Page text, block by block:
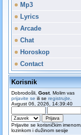
Mp3
Lyrics
Arcade
Chat
Horoskop
Contact
Korisnik
Dobrodošli, Gost. Molim vas
prijavite se ili se registrujte
Avgust 06, 2026, 14:39:40
Prijavite se korisničkim imenom,
lozinkom i dužinom sesije